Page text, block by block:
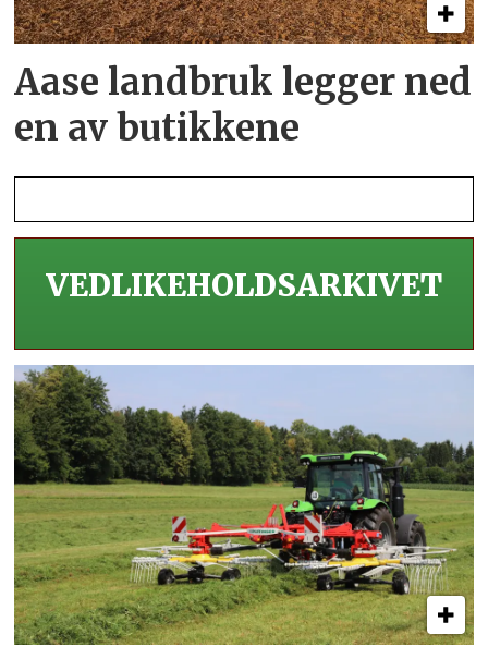
Aase landbruk legger ned
en av butikkene
VEDLIKEHOLDS­ARKIVET